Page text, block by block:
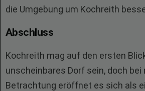
die Umgebung um Kochreith
Abschluss
Kochreith mag auf den ersten
unscheinbares Dorf sein, doch bei
Betrachtung eröffnet es sich als